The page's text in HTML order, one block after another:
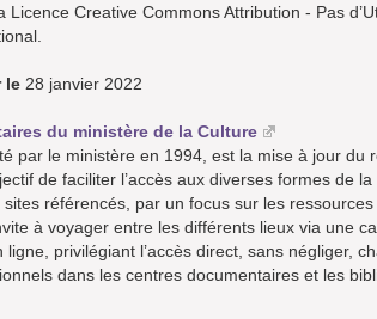
Creative Commons Attribution - Pas
le 28 janvier 2022
du ministère de la Culture
par le ministère en 1994, est la mise à jour du
de faciliter l’accès aux diverses formes de
référencés, par un focus sur les
à voyager entre les différents lieux via une
ligne, privilégiant l’accès direct, sans négliger,
dans les centres documentaires et les